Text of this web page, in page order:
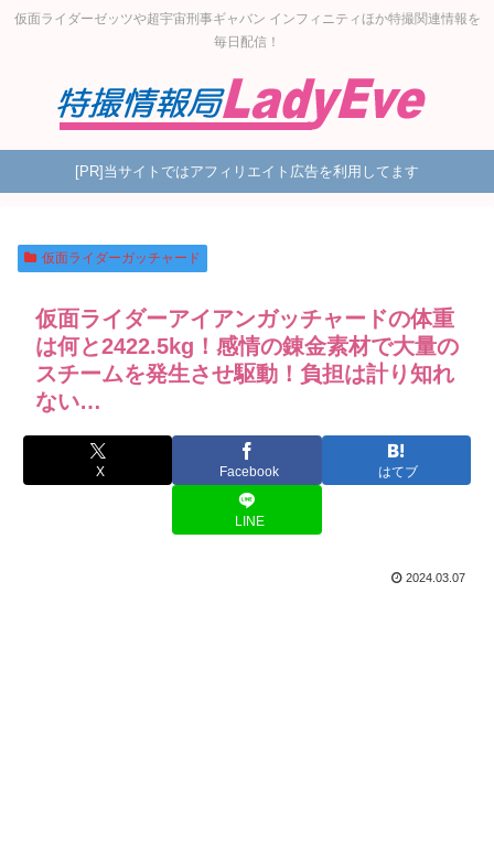
仮面ライダーゼッツや超宇宙刑事ギャバン インフィニティほか特撮関連情報を
毎日配信！
[PR]当サイトではアフィリエイト広告を利用してます
仮面ライダーガッチャード
仮面ライダーアイアンガッチャードの体重
は何と2422.5kg！感情の錬金素材で大量の
スチームを発生させ駆動！負担は計り知れ
ない…
X Facebook はてブ
LINE
2024.03.07